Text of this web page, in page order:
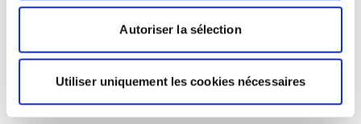
Autoriser la sélection
Utiliser uniquement les cookies nécessaires